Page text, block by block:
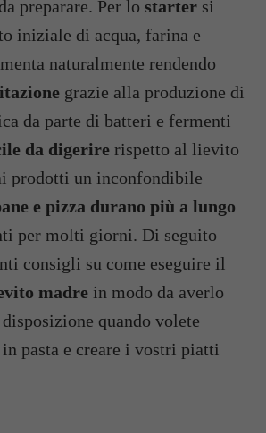
preparare. Per lo starter si
iniziale di acqua, farina e
naturalmente rendendo
grazie alla produzione di
da parte di batteri e fermenti
da digerire rispetto al lievito
prodotti un inconfondibile
e pizza durano più a lungo
per molti giorni. Di seguito
consigli su come eseguire il
madre in modo da averlo
quando volete
pasta e creare i vostri piatti